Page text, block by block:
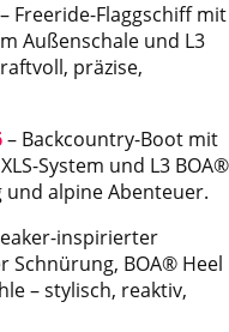
– Freeride-Flaggschiff mit
Außenschale und L3
präzise,
– Backcountry-Boot mit
System und L3 BOA®
alpine Abenteuer.
inspirierter
Schnürung, BOA® Heel
– stylisch, reaktiv,